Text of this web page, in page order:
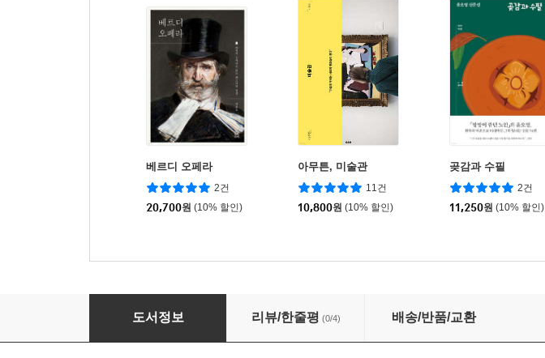
베르디 오페라
2건
20,700원 (10% 할인)
아무튼, 미술관
11건
10,800원 (10% 할인)
곶감과 수필
2건
11,250원 (10% 할인)
슈베르트 세 개의 연가곡
도서정보 리뷰/한줄평 (0/4) 배송/반품/교환